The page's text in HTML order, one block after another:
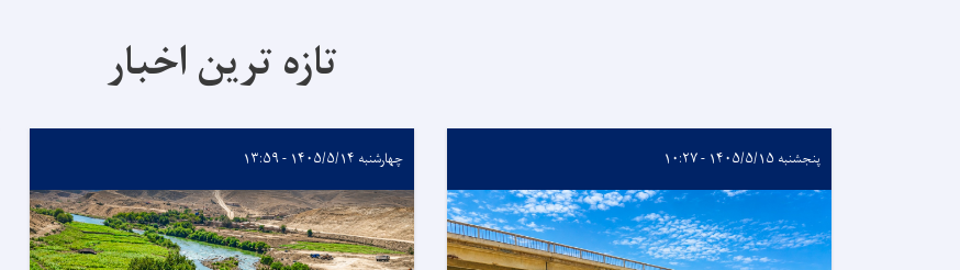
تازه ترین اخبار
پنجشنبه ۱۴۰۵/۵/۱۵ - ۱۰:۲۷ چهارشنبه ۱۴۰۵/۵/۱۴ - ۱۳:۵۹